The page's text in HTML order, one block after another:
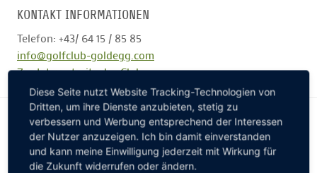
KONTAKT INFORMATIONEN
Telefon: +43/ 64 15 / 85 85
info@golfclub-goldegg.com
Zur Internetseite des Clubs
INFORMATIONEN FÜR WOHNMOBILE
Wohnmobile sind auf unserem Platz gern gesehen.Bitte
vor Anreise anmelden!
Diese Seite nutzt Website Tracking-Technologien von
Dritten, um ihre Dienste anzubieten, stetig zu
verbessern und Werbung entsprechend der Interessen
der Nutzer anzuzeigen. Ich bin damit einverstanden
und kann meine Einwilligung jederzeit mit Wirkung für
die Zukunft widerrufen oder ändern.